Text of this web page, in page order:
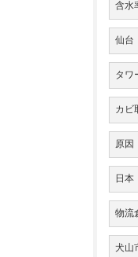
含水
仙台
タワ
カビ
原因
日本
物流
犬山